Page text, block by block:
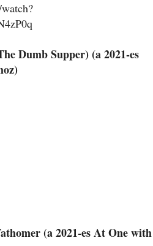
Dumb Supper) (a 2021-es
(a 2021-es At One with